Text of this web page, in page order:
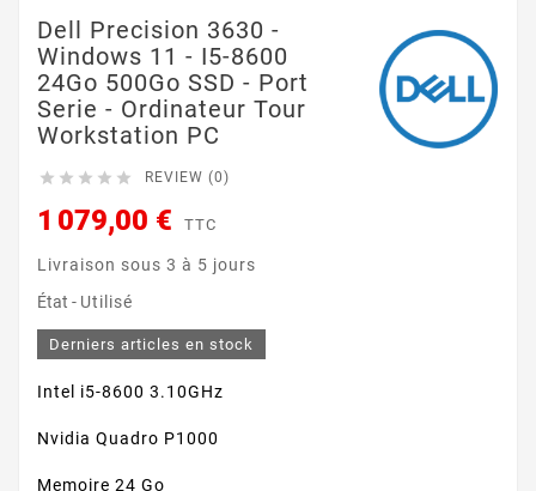
Dell Precision 3630 -
Windows 11 - I5-8600
24Go 500Go SSD - Port
Serie - Ordinateur Tour
Workstation PC
     REVIEW (0)
1 079,00 € TTC
Livraison sous 3 à 5 jours
État - Utilisé
Derniers articles en stock
Intel i5-8600 3.10GHz
Nvidia Quadro P1000
Memoire 24 Go